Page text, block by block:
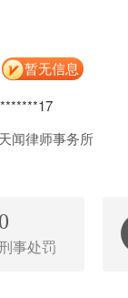
暂无信息
闻律师事务所
0
事处罚